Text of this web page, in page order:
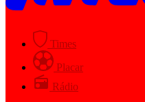
Times
Placar
Rádio